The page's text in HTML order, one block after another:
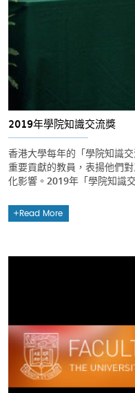
2019年學院知識交流獎
香港大學每年的「學院知識
重要貢獻的教員，表揚他們
化影響。2019年「學院知識
Read More